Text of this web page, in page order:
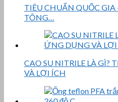
TIÊU CHUẨN QUỐC
TÔNG…
CAO SU NITRILE LÀ GÌ?
VÀ LỢI ÍCH